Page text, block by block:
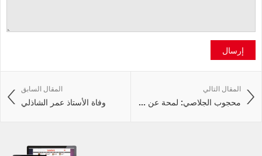
إرسال
المقال السابق
وفاة الأستاذ عمر الشاذلي
المقال التالي
محجوب الجلاصي: لمحة عن ...